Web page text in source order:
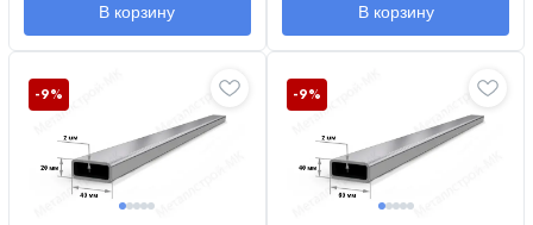
В корзину В корзину
-9% -9%